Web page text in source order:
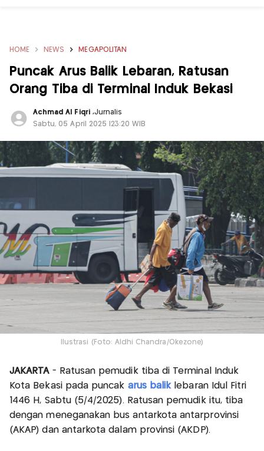
HOME NEWS MEGAPOLITAN
Puncak Arus Balik Lebaran, Ratusan
Orang Tiba di Terminal Induk Bekasi
Achmad Al Fiqri ,Jurnalis
Sabtu, 05 April 2025 |23:20 WIB
Ilustrasi (Foto: Aldhi Chandra/Okezone)
JAKARTA - Ratusan pemudik tiba di Terminal Induk
Kota Bekasi pada puncak arus balik lebaran Idul Fitri
1446 H, Sabtu (5/4/2025). Ratusan pemudik itu, tiba
dengan meneganakan bus antarkota antarprovinsi
(AKAP) dan antarkota dalam provinsi (AKDP).